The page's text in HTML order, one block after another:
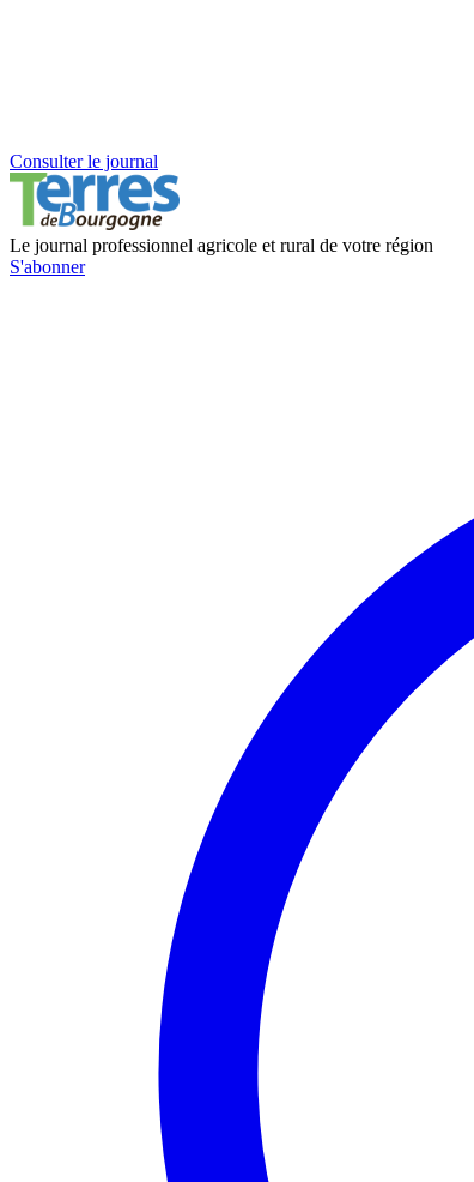
Consulter le journal
Le journal professionnel agricole et rural de votre région
S'abonner